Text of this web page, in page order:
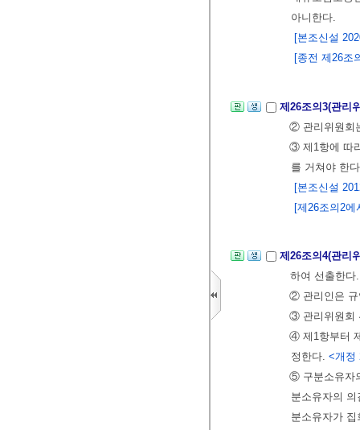
아니한다.
[본조신설
[종전 제26조
제26조의3(관리
② 관리위원회
③ 제1항에 따
를 거쳐야 한
[본조신설
[제26조의2
제26조의4(관리
하여 선출한다
② 관리인은 규
③ 관리위원회
④ 제1항부터
정한다. <개정
⑤ 구분소유자
분소유자의
분소유자가